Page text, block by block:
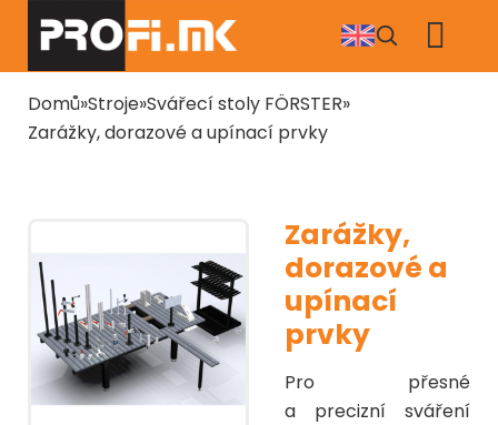
Přejít
hlavnímu
obsahu
Drobečková
navigace
Domů Stroje Svářecí stoly FÖRSTER
Zarážky, dorazové a upínací prvky
Zarážky,
dorazové a
upínací
prvky
Pro přesné
a precizní sváření